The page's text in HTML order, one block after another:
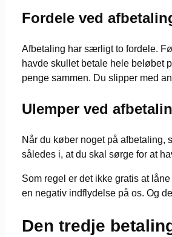
Fordele ved
Afbetaling har særligt to fordele.
havde skullet betale hele beløbet
penge sammen. Du slipper med
Ulemper ved
Når du køber noget på afbetaling,
således i, at du skal sørge for at
Som regel er det ikke gratis at
en negativ indflydelse på os. Og
Den tredje